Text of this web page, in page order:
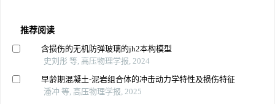
推荐阅读
含损伤的无机防弹玻璃的jh2本构模型
史刘彤 等, 高压物理学报, 2024
早龄期混凝土-泥岩组合体的冲击动力学特性及损伤特征
潘冲 等, 高压物理学报, 2025